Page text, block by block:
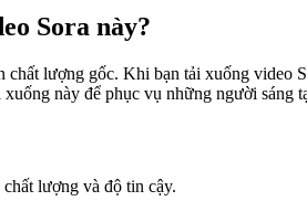
Sora này?
lượng gốc. Khi bạn tải xuống video
này để phục vụ những người sáng
lượng và độ tin cậy.